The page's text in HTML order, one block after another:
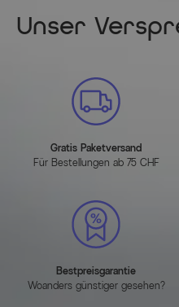
Unser
Gratis Paketversand
Für Bestellungen ab 75 CHF
Bestpreisgarantie
Woanders günstiger gesehen?